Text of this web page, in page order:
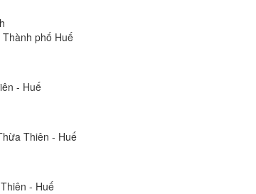
phố Huế
- Huế
Thiên - Huế
- Huế